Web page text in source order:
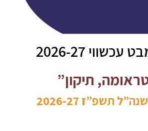
2026-27
תיקון”
תשפ”ז 2026-27